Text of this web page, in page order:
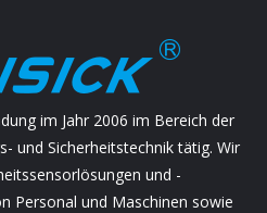
im Jahr 2006 im Bereich der
und Sicherheitstechnik tätig. Wir
und -
Personal und Maschinen sowie